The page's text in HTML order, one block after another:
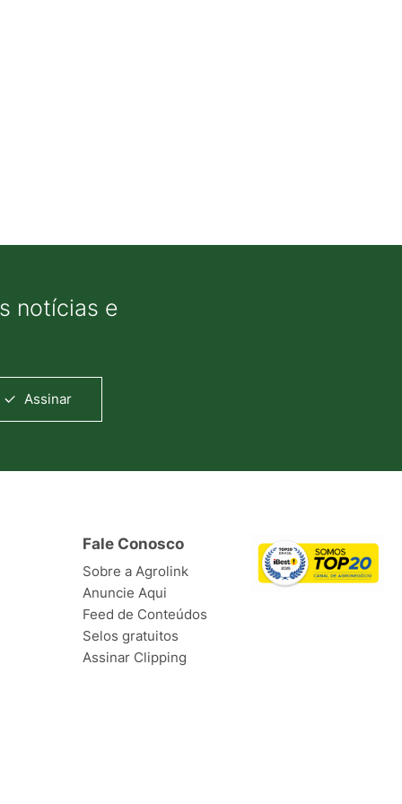
notícias e
Assinar
Fale Conosco
Sobre a Agrolink
Anuncie Aqui
Feed de Conteúdos
Selos gratuitos
Assinar Clipping